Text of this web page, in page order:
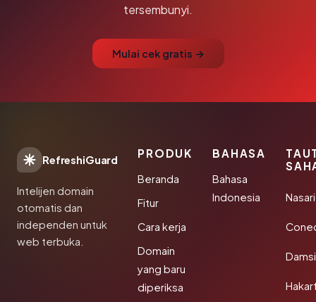
tersembunyi.
Mulai cek gratis →
RefreshiGuard
Intelijen domain
otomatis dan
independen untuk
web terbuka.
PRODUK
Beranda
Fitur
Cara kerja
Domain
yang baru
diperiksa
BAHASA
Bahasa
Indonesia